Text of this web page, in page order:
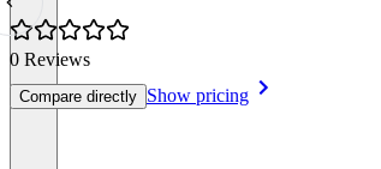
0 Reviews
Compare directly Show pricing